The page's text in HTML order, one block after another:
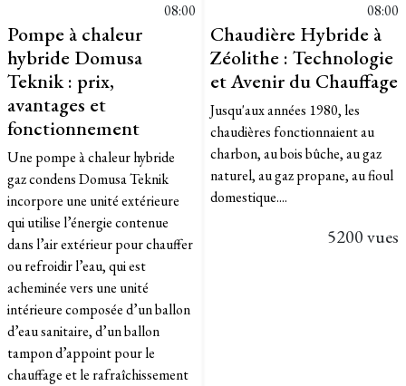
08:00
Pompe à chaleur
hybride Domusa
Teknik : prix,
avantages et
fonctionnement
Une pompe à chaleur hybride
gaz condens Domusa Teknik
incorpore une unité extérieure
qui utilise l’énergie contenue
dans l’air extérieur pour chauffer
ou refroidir l’eau, qui est
acheminée vers une unité
intérieure composée d’un ballon
d’eau sanitaire, d’un ballon
tampon d’appoint pour le
chauffage et le rafraîchissement
08:00
Chaudière Hybride à
Zéolithe : Technologie
et Avenir du Chauffage
Jusqu'aux années 1980, les
chaudières fonctionnaient au
charbon, au bois bûche, au gaz
naturel, au gaz propane, au fioul
domestique....
5200 vues